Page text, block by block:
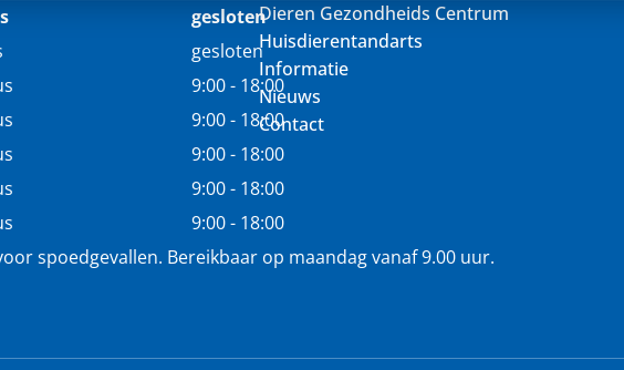
gesloten
gesloten
9:00 - 18:00
9:00 - 18:00
9:00 - 18:00
9:00 - 18:00
9:00 - 18:00
spoedgevallen. Bereikbaar op maandag vanaf 9.00 uur.
Dieren Gezondheids Centrum
Huisdierentandarts
Informatie
Nieuws
Contact